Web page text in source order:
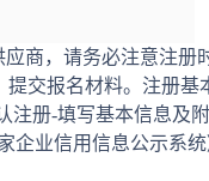
商，请务必注意注
交报名材料。注册
注册-填写基本信息及
企业信用信息公示系统